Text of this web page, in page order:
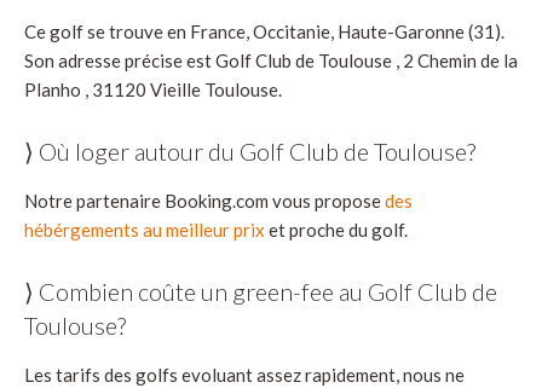
Ce golf se trouve en France, Occitanie, Haute-Garonne (31).
Son adresse précise est Golf Club de Toulouse , 2 Chemin de la
Planho , 31120 Vieille Toulouse.
⟩ Où loger autour du Golf Club de Toulouse?
Notre partenaire Booking.com vous proposedes
hébérgements au meilleur prix et proche du golf.
⟩ Combien coûte un green-fee au Golf Club de
Toulouse?
Les tarifs des golfs evoluant assez rapidement, nous ne